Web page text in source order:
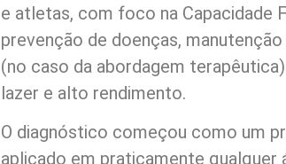
e atletas, com foco na Capacidade
prevenção de doenças,
(no caso da abordagem
lazer e alto rendimento.
O diagnóstico começou como um
aplicado em praticamente qualquer